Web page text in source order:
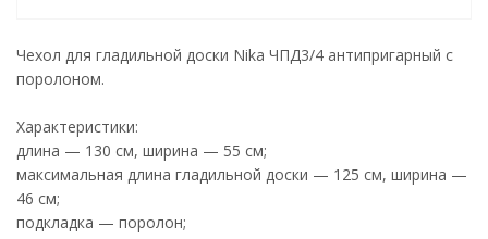
Чехол для гладильной доски Nika ЧПД3/4 антипригарный с
поролоном.
Характеристики:
длина — 130 см, ширина — 55 см;
максимальная длина гладильной доски — 125 см, ширина —
46 см;
подкладка — поролон;